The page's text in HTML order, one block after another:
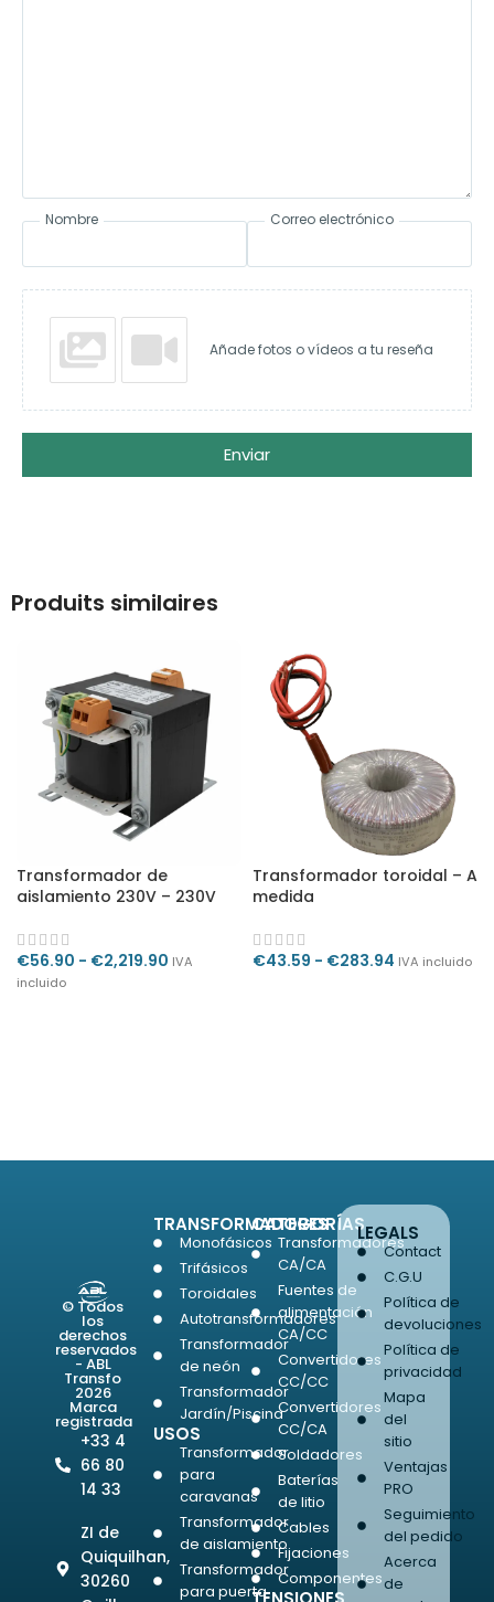
Nombre Correo electrónico
Añade fotos o vídeos a tu reseña
Enviar
Produits similaires
Transformador de
aislamiento 230V – 230V
€56.90 - €2,219.90 IVA
incluido
Transformador toroidal – A
medida
€43.59 - €283.94 IVA incluido
© Todos
los
derechos
reservados
- ABL
Transfo
2026
Marca
registrada
+33 4
66 80
14 33
ZI de
Quiquilhan,
30260
TRANSFORMADORES
Monofásicos
Trifásicos
Toroidales
Autotransformadores
Transformador
de neón
Transformador
Jardín/Piscina
USOS
Transformador
para
caravanas
Transformador
de aislamiento
Transformador
para puerta
CATEGORÍAS
Transformadores
CA/CA
Fuentes de
alimentación
CA/CC
Convertidores
CC/CC
Convertidores
CC/CA
Soldadores
Baterías
de litio
Cables
Fijaciones
Componentes
LEGALS
Contact
C.G.U
Política de
devoluciones
Política de
privacidad
Mapa
del
sitio
Ventajas
PRO
Seguimiento
del pedido
Acerca
de